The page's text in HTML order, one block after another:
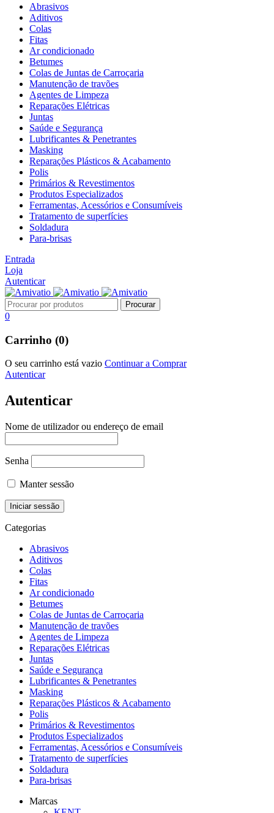
Abrasivos
Aditivos
Colas
Fitas
Ar condicionado
Betumes
Colas de Juntas de Carroçaria
Manutenção de travões
Agentes de Limpeza
Reparações Elétricas
Juntas
Saúde e Segurança
Lubrificantes & Penetrantes
Masking
Reparações Plásticos & Acabamento
Polis
Primários & Revestimentos
Produtos Especializados
Ferramentas, Acessórios e Consumíveis
Tratamento de superfícies
Soldadura
Para-brisas
Entrada
Loja
Autenticar
0
Carrinho (0)
O seu carrinho está vazio Continuar a Comprar
Autenticar
Autenticar
Nome de utilizador ou endereço de email
Senha
Manter sessão
Categorias
Abrasivos
Aditivos
Colas
Fitas
Ar condicionado
Betumes
Colas de Juntas de Carroçaria
Manutenção de travões
Agentes de Limpeza
Reparações Elétricas
Juntas
Saúde e Segurança
Lubrificantes & Penetrantes
Masking
Reparações Plásticos & Acabamento
Polis
Primários & Revestimentos
Produtos Especializados
Ferramentas, Acessórios e Consumíveis
Tratamento de superfícies
Soldadura
Para-brisas
Marcas